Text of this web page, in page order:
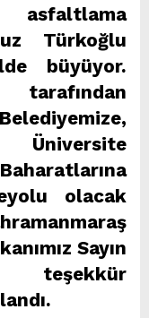
asfaltlama
Türkoğlu
büyüyor.
olacak
Sayın
teşekkür